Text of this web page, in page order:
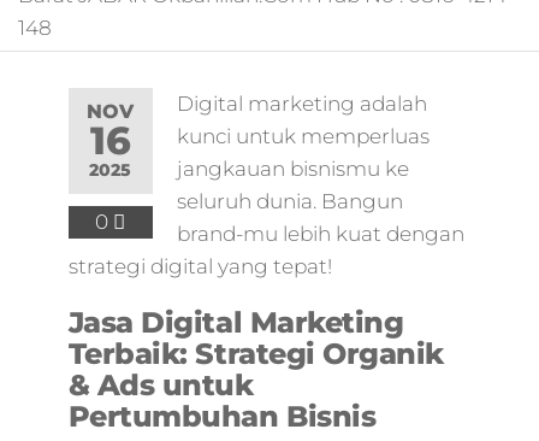
digital,jasa digital
terbaik,marketing
online offline,jasa
digital marketing
digital
page marketing
umkm,digital
marketing
umkm,pemasaran
marketing,maksud
148
NOV
16
2025
0
Digital marketing adalah
kunci untuk memperluas
jangkauan bisnismu ke
seluruh dunia. Bangun
brand-mu lebih kuat dengan
strategi digital yang tepat!
Jasa Digital Marketing
Terbaik: Strategi Organik
& Ads untuk
Pertumbuhan Bisnis